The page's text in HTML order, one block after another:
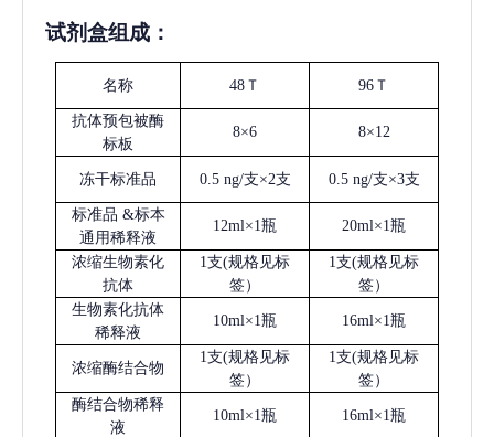
试剂盒组成：
名称 48Ｔ 96Ｔ
抗体预包被酶
标板
8×6 8×12
冻干标准品 0.5 ng/支×2支 0.5 ng/支×3支
标准品 &标本
通用稀释液
12ml×1瓶 20ml×1瓶
浓缩生物素化
抗体
1支(规格见标
签）
1支(规格见标
签）
生物素化抗体
稀释液
10ml×1瓶 16ml×1瓶
浓缩酶结合物
1支(规格见标
签）
1支(规格见标
签）
酶结合物稀释
液
10ml×1瓶 16ml×1瓶